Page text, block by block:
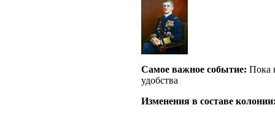
Самое важное событие: Пока
удобства
Изменения в составе